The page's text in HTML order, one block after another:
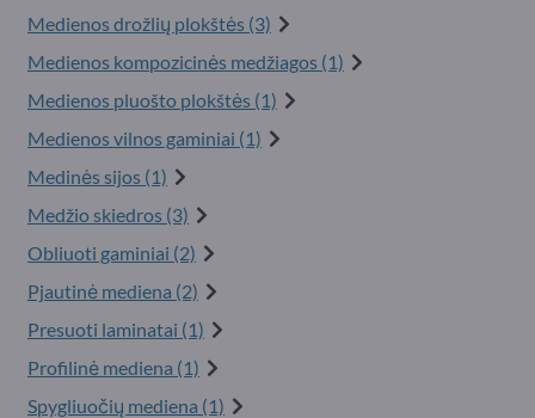
Medienos drožlių plokštės (3)
Medienos kompozicinės medžiagos (1)
Medienos pluošto plokštės (1)
Medienos vilnos gaminiai (1)
Medinės sijos (1)
Medžio skiedros (3)
Obliuoti gaminiai (2)
Pjautinė mediena (2)
Presuoti laminatai (1)
Profilinė mediena (1)
Spygliuočių mediena (1)